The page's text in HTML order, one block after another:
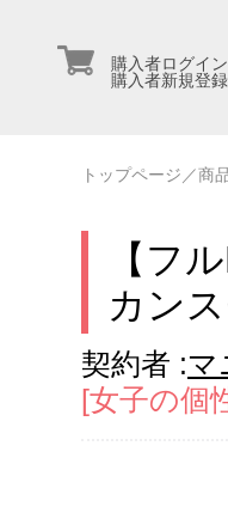
購入者ログイン
購入者新規登録
トップページ ／商
【フ
カン
契約者 :マ
[女子の個